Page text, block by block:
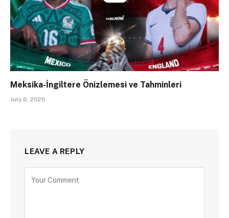
Meksika-İngiltere Önizlemesi ve Tahminleri
July 6, 2026
LEAVE A REPLY